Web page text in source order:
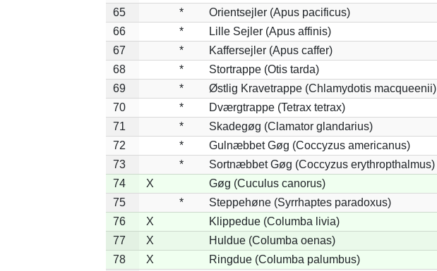
65
*
Orientsejler (Apus pacificus)
66
*
Lille Sejler (Apus affinis)
67
*
Kaffersejler (Apus caffer)
68
*
Stortrappe (Otis tarda)
69
*
Østlig Kravetrappe (Chlamydotis macqueenii)
70
*
Dværgtrappe (Tetrax tetrax)
71
*
Skadegøg (Clamator glandarius)
72
*
Gulnæbbet Gøg (Coccyzus americanus)
73
*
Sortnæbbet Gøg (Coccyzus erythropthalmus)
74
X Gøg (Cuculus canorus)
75
*
Steppehøne (Syrrhaptes paradoxus)
76
X Klippedue (Columba livia)
77
X Huldue (Columba oenas)
78
X Ringdue (Columba palumbus)